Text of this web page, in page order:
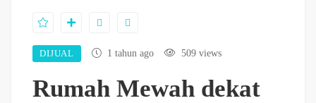
DIJUAL 1 tahun ago 509 views
Rumah Mewah dekat